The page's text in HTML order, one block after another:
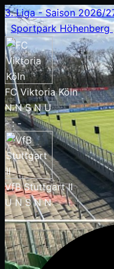
3. Liga - Saison 2026/
| Sportpark Höhenberg
FC Viktoria Köln
NNSNU
- : -
VfB Stuttgart II
UNSNN